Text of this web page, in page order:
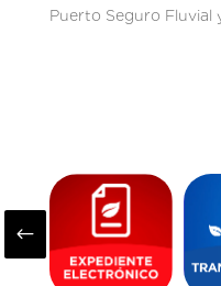
Puerto Seguro Fluvial
#